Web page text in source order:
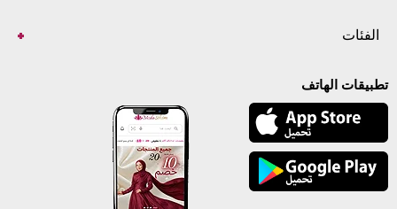
الفئات
تطبيقات الهاتف